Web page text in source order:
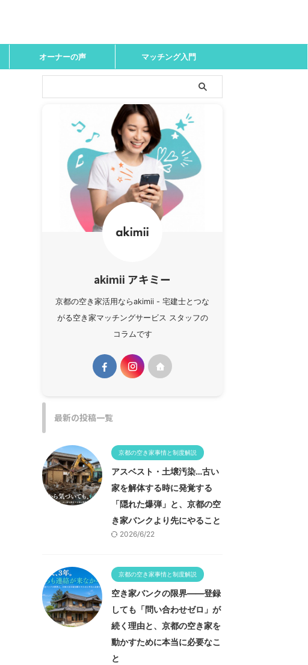
オーナーの声 マッチング入門
akimii アキミー
京都の空き家活用ならakimii - 宅建士とつな
がる空き家マッチングサービス スタッフの
コラムです
最新の投稿一覧
京都の空き家事情と制度解説
アスベスト・土壌汚染…古い
家を解体する時に発覚する
「隠れた爆弾」と、京都の空
き家バンクより先にやること
2026/6/22
京都の空き家事情と制度解説
空き家バンクの限界——登録
しても「問い合わせゼロ」が
続く理由と、京都の空き家を
動かすために本当に必要なこ
と